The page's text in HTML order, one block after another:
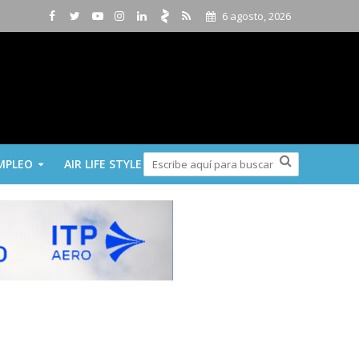
6 agosto, 2026
AIR LIFE STYLE